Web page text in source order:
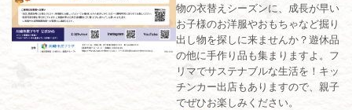
物の衣替えシーズンに、成長が早い
お子様のお洋服やおもちゃなど掘り
出し物を探しに来ませんか？遊休品
の他に手作り品も集まりますよ。フ
リマでサステナブルな生活を！キッ
チンカー出店もありますので、親子
でぜひお楽しみください。